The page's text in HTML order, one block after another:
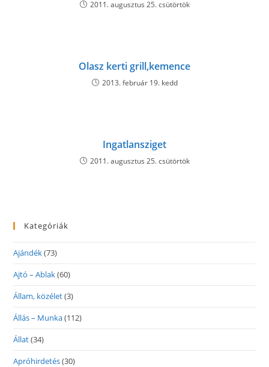
2011. augusztus 25. csütörtök
Olasz kerti grill,kemence
2013. február 19. kedd
Ingatlansziget
2011. augusztus 25. csütörtök
Kategóriák
Ajándék(73)
Ajtó – Ablak(60)
Állam, közélet(3)
Állás – Munka(112)
Állat(34)
Apróhirdetés(30)